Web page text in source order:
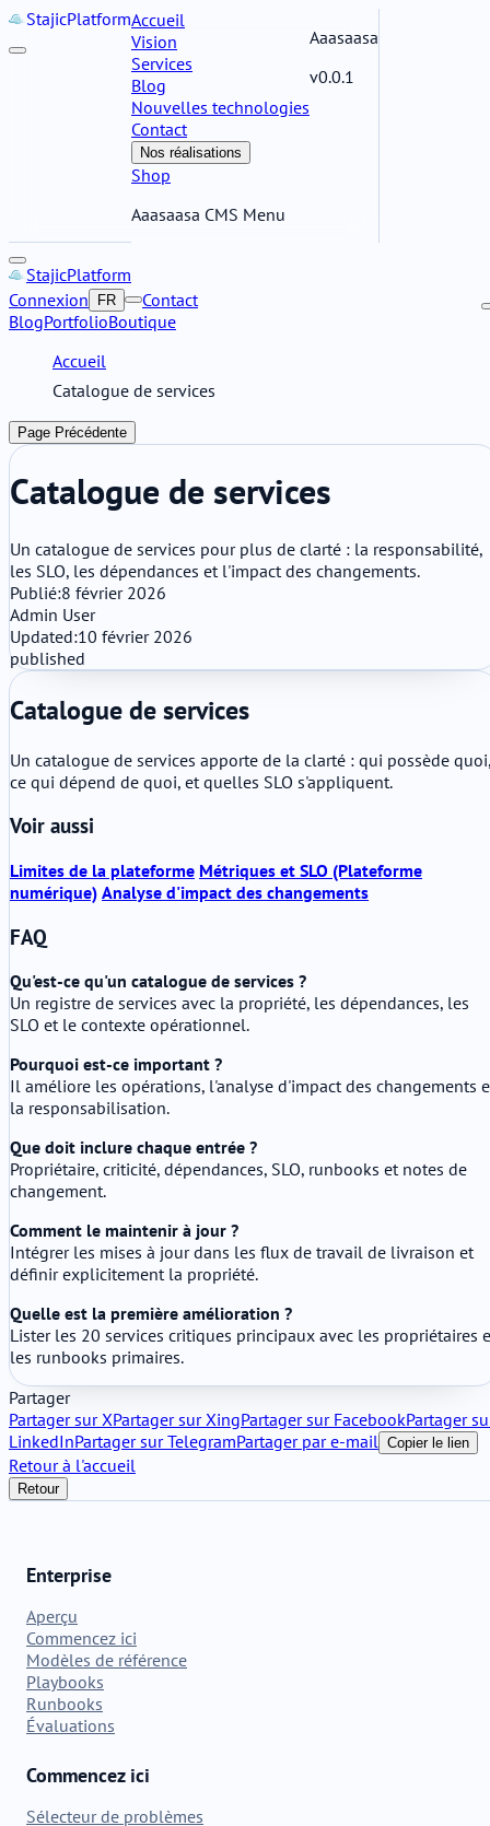
StajicPlatformAccueil
Vision
Services
Blog
Nouvelles technologies
Contact
Nos réalisations
Shop
Aaasaasa CMS Menu
Aaasaasa
v0.0.1
StajicPlatform
BlogPortfolioBoutique
Connexion FR Contact
Accueil
Catalogue de services
Page Précédente
Catalogue de services
Un catalogue de services pour plus de clarté : la responsabilité,
les SLO, les dépendances et l'impact des changements.
Publié:8 février 2026
Admin User
Updated:10 février 2026
published
Catalogue de services
Un catalogue de services apporte de la clarté : qui possède quoi,
ce qui dépend de quoi, et quelles SLO s'appliquent.
Voir aussi
Limites de la plateforme Métriques et SLO (Plateforme
numérique) Analyse d'impact des changements
FAQ
Qu'est-ce qu'un catalogue de services ?
Un registre de services avec la propriété, les dépendances, les
SLO et le contexte opérationnel.
Pourquoi est-ce important ?
Il améliore les opérations, l'analyse d'impact des changements
la responsabilisation.
Que doit inclure chaque entrée ?
Propriétaire, criticité, dépendances, SLO, runbooks et notes de
changement.
Comment le maintenir à jour ?
Intégrer les mises à jour dans les flux de travail de livraison et
définir explicitement la propriété.
Quelle est la première amélioration ?
Lister les 20 services critiques principaux avec les propriétaires
les runbooks primaires.
Partager
Partager sur XPartager sur XingPartager sur FacebookPartager
LinkedInPartager sur TelegramPartager par e-mail Copier le lien
Retour à l'accueil
Retour
Enterprise
Aperçu
Commencez ici
Modèles de référence
Playbooks
Runbooks
Évaluations
Commencez ici
Sélecteur de problèmes